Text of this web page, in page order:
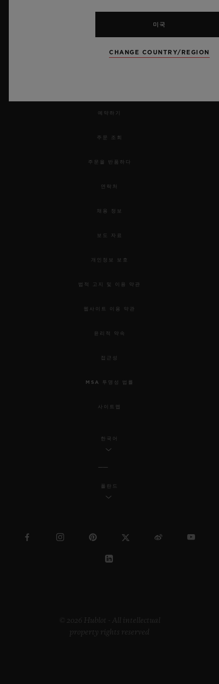
예약하기
주문 조회
주문을 반품하다
연락처
채용 정보
보도 자료
개인정보 보호
법적 고지 및 이용 약관
웹사이트 이용 약관
윤리적 약속
접근성
MSA 투명성 법률
사이트맵
한국어
폴란드
© 2026 Hublot - All intellectual
property rights reserved
미국
CHANGE COUNTRY/REGION